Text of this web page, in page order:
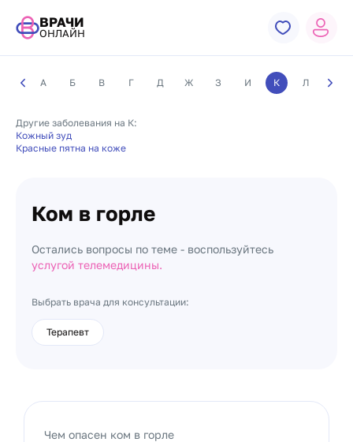
ВРАЧИ
ОНЛАЙН
А Б В Г Д Ж З И К Л М
Другие заболевания на К:
Кожный зуд
Красные пятна на коже
Ком в горле
Остались вопросы по теме - воспользуйтесь
услугой телемедицины.
Выбрать врача для консультации:
Терапевт
Чем опасен ком в горле